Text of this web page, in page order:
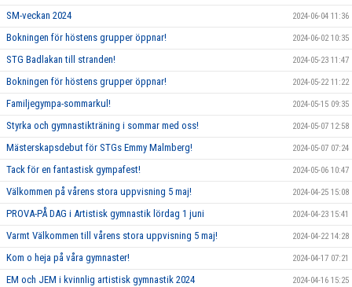
SM-veckan 2024 2024-06-04 11:36
Bokningen för höstens grupper öppnar! 2024-06-02 10:35
STG Badlakan till stranden! 2024-05-23 11:47
Bokningen för höstens grupper öppnar! 2024-05-22 11:22
Familjegympa-sommarkul! 2024-05-15 09:35
Styrka och gymnastikträning i sommar med oss! 2024-05-07 12:58
Mästerskapsdebut för STGs Emmy Malmberg! 2024-05-07 07:24
Tack för en fantastisk gympafest! 2024-05-06 10:47
Välkommen på vårens stora uppvisning 5 maj! 2024-04-25 15:08
PROVA-PÅ DAG i Artistisk gymnastik lördag 1 juni 2024-04-23 15:41
Varmt Välkommen till vårens stora uppvisning 5 maj! 2024-04-22 14:28
Kom o heja på våra gymnaster! 2024-04-17 07:21
EM och JEM i kvinnlig artistisk gymnastik 2024 2024-04-16 15:25